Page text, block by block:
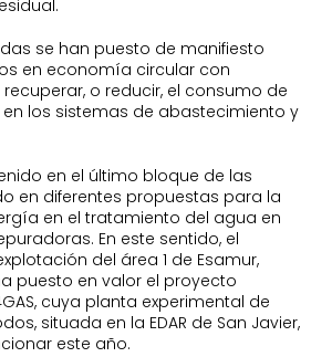
se han puesto de manifiesto
en economía circular con
o reducir, el consumo de
los sistemas de abastecimiento y
en el último bloque de las
en diferentes propuestas para la
en el tratamiento del agua en
En este sentido, el
del área 1 de Esamur,
puesto en valor el proyecto
cuya planta experimental de
situada en la EDAR de San Javier,
este año.